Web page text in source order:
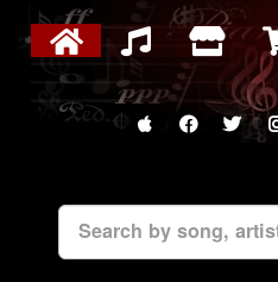
Search by song,